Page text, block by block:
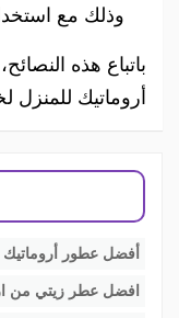
وذلك مع
باتباع هذه
أروماتيك
أفضل عطور أروماتيك
افضل عطر زيتي من